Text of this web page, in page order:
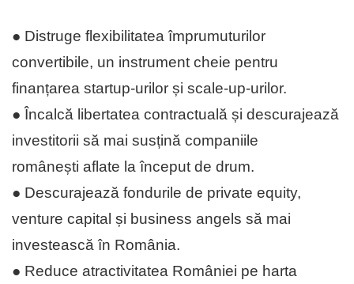
● Distruge flexibilitatea împrumuturilor
convertibile, un instrument cheie pentru
finanțarea startup-urilor și scale-up-urilor.
● Încalcă libertatea contractuală și descurajează
investitorii să mai susțină companiile
românești aflate la început de drum.
● Descurajează fondurile de private equity,
venture capital și business angels să mai
investească în România.
● Reduce atractivitatea României pe harta